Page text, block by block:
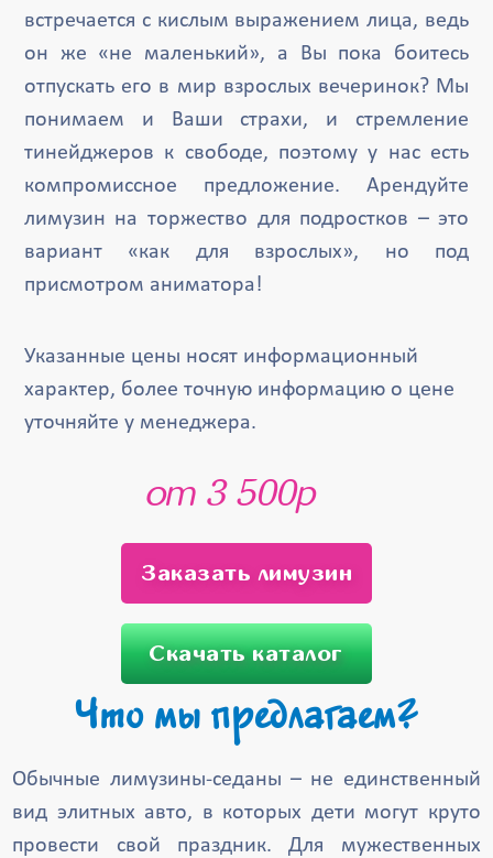
встречается с кислым выражением лица, ведь
он же «не маленький», а Вы пока боитесь
отпускать его в мир взрослых вечеринок? Мы
понимаем и Ваши страхи, и стремление
тинейджеров к свободе, поэтому у нас есть
компромиссное предложение. Арендуйте
лимузин на торжество для подростков – это
вариант «как для взрослых», но под
присмотром аниматора!
Указанные цены носят информационный
характер, более точную информацию о цене
уточняйте у менеджера.
от 3 500р
Заказать лимузин
Скачать каталог
Что мы предлагаем?
Обычные лимузины-седаны – не единственный
вид элитных авто, в которых дети могут круто
провести свой праздник. Для мужественных